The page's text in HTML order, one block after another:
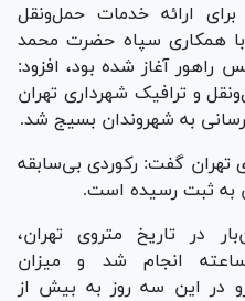
برای ارائه خدمات حمل‌ونقل
روز قبل و با همکاری سپاه حضرت محمد
راهور آغاز شده بود، افزود:
و ترافیک شهرداری تهران
به شهروندان بسیج شد.
تهران گفت: رکوردی بی‌سابقه
به ثبت رسیده است.
در تاریخ متروی تهران،
به‌صورت ۲۴ ساعته انجام شد و میزان
در این سه روز به بیش از